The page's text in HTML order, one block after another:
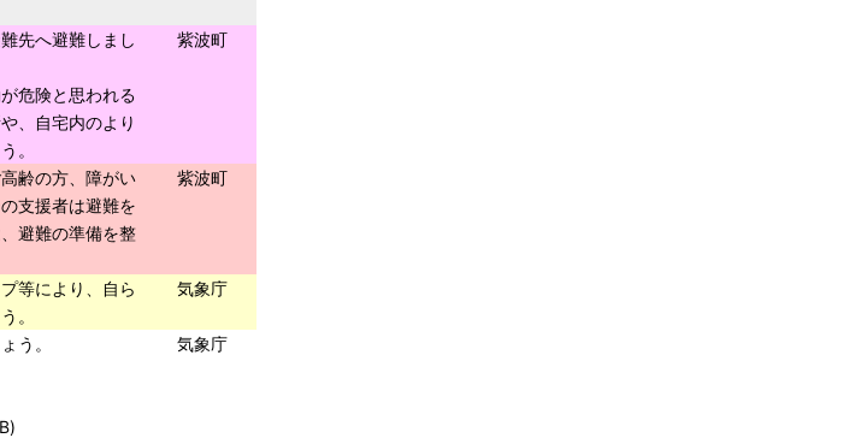
先へ避難しまし
危険と思われる
、自宅内のより
。
紫波町
齢の方、障がい
支援者は避難を
避難の準備を整
紫波町
等により、自ら
。
気象庁
う。 気象庁